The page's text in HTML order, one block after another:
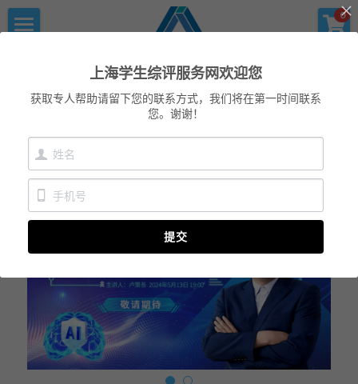
上海学生综评服务网
0
初中综评
上海中高考
服务中心
科创书店
心理咨询
美国高中NRCA
新闻消息
联系我们
返回
×
商品分类
优沃家教
×
博客分类
所有博客分类上海学生综评服务网欢迎您
获取专人帮助请留下您的联系方式，我们将在第一时间联系
您。谢谢！
提交